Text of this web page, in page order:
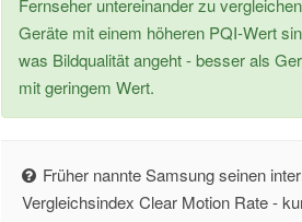
Fernseher untereinander zu
Geräte mit einem höheren PQI-Wert
was Bildqualität angeht - besser als
mit geringem Wert.
Früher nannte Samsung seinen
Vergleichsindex Clear Motion Rate -